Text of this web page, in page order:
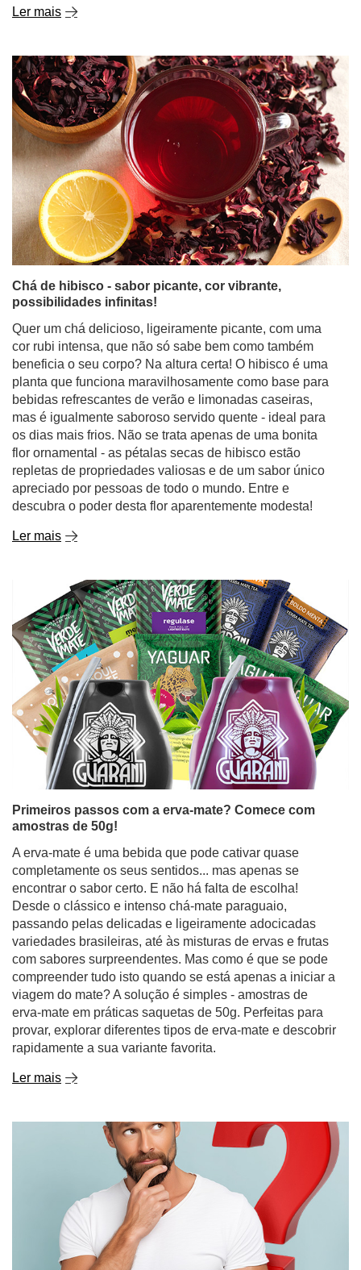
Ler mais
Chá de hibisco - sabor picante, cor vibrante,
possibilidades infinitas!
Quer um chá delicioso, ligeiramente picante, com uma
cor rubi intensa, que não só sabe bem como também
beneficia o seu corpo? Na altura certa! O hibisco é uma
planta que funciona maravilhosamente como base para
bebidas refrescantes de verão e limonadas caseiras,
mas é igualmente saboroso servido quente - ideal para
os dias mais frios. Não se trata apenas de uma bonita
flor ornamental - as pétalas secas de hibisco estão
repletas de propriedades valiosas e de um sabor único
apreciado por pessoas de todo o mundo. Entre e
descubra o poder desta flor aparentemente modesta!
Ler mais
Primeiros passos com a erva-mate? Comece com
amostras de 50g!
A erva-mate é uma bebida que pode cativar quase
completamente os seus sentidos... mas apenas se
encontrar o sabor certo. E não há falta de escolha!
Desde o clássico e intenso chá-mate paraguaio,
passando pelas delicadas e ligeiramente adocicadas
variedades brasileiras, até às misturas de ervas e frutas
com sabores surpreendentes. Mas como é que se pode
compreender tudo isto quando se está apenas a iniciar a
viagem do mate? A solução é simples - amostras de
erva-mate em práticas saquetas de 50g. Perfeitas para
provar, explorar diferentes tipos de erva-mate e descobrir
rapidamente a sua variante favorita.
Ler mais